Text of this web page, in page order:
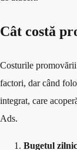
Cât costă
Costurile
factori, dar când
integrat, care
Ads.
Bugetul